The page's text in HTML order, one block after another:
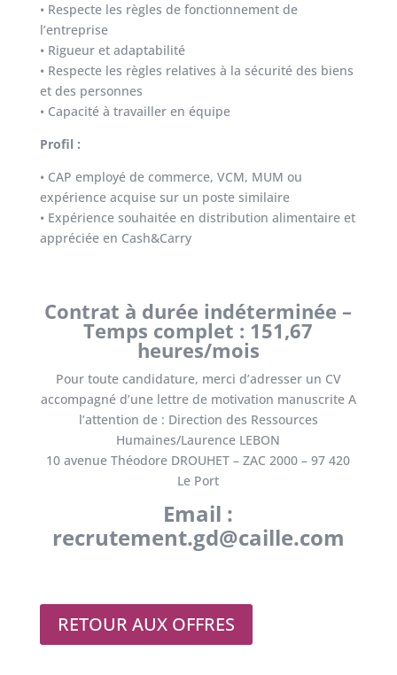
• Respecte les règles de fonctionnement de
l’entreprise
• Rigueur et adaptabilité
• Respecte les règles relatives à la sécurité des biens
et des personnes
• Capacité à travailler en équipe
Profil :
• CAP employé de commerce, VCM, MUM ou
expérience acquise sur un poste similaire
• Expérience souhaitée en distribution alimentaire et
appréciée en Cash&Carry
Contrat à durée indéterminée –
Temps complet : 151,67
heures/mois
Pour toute candidature, merci d’adresser un CV
accompagné d’une lettre de motivation manuscrite A
l’attention de : Direction des Ressources
Humaines/Laurence LEBON
10 avenue Théodore DROUHET – ZAC 2000 – 97 420
Le Port
Email :
recrutement.gd@caille.com
RETOUR AUX OFFRES